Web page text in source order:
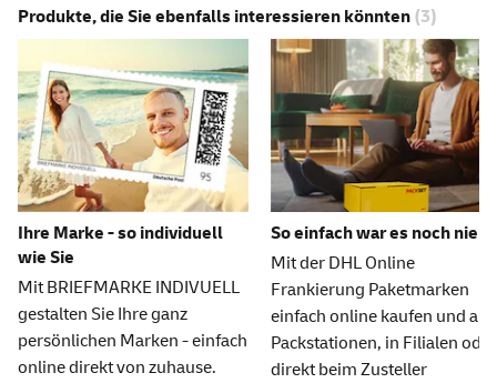
Produkte, die Sie ebenfalls interessieren könnten (3)
Ihre Marke - so individuell
wie Sie
Mit BRIEFMARKE INDIVUELL
gestalten Sie Ihre ganz
persönlichen Marken - einfach
online direkt von zuhause.
So einfach war es noch nie
Mit der DHL Online
Frankierung Paketmarken
einfach online kaufen und an
Packstationen, in Filialen oder
direkt beim Zusteller